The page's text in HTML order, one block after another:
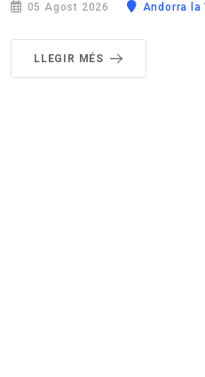
05 Agost 2026 Andorra la
LLEGIR MÉS